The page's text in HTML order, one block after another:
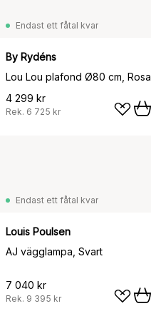
Endast ett fåtal kvar
By Rydéns
Lou Lou plafond Ø80 cm, Rosa
4 299 kr
Rek. 6 725 kr
Endast ett fåtal kvar
Louis Poulsen
AJ vägglampa, Svart
7 040 kr
Rek. 9 395 kr